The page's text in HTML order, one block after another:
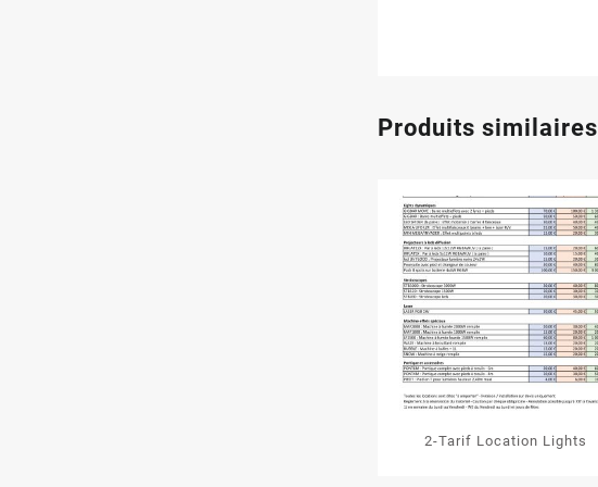
Produits similaires
2-Tarif Location Lights